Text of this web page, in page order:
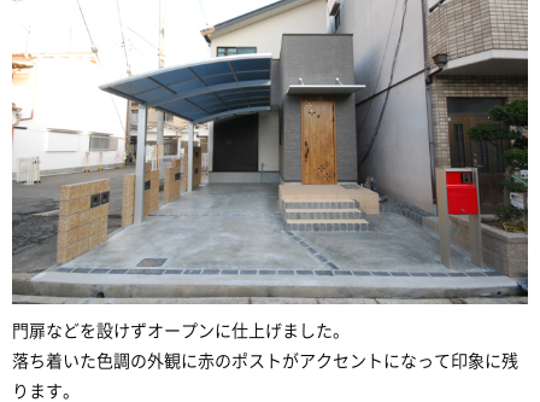
門扉などを設けずオープンに仕上げました。
落ち着いた色調の外観に赤のポストがアクセントになって印象に残
ります。